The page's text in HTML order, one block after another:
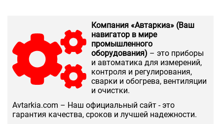
Компания «Автаркиа» (Ваш
навигатор в мире
промышленного
оборудования) – это приборы
и автоматика для измерений,
контроля и регулирования,
сварки и обогрева, вентиляции
и очистки.
Аvtarkia.com – Наш официальный сайт - это
гарантия качества, сроков и лучшей надежности.